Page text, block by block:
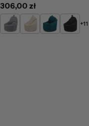
Cena
regularna
306,00 zł
Gołębi KremowyButelkowa
zieleń
Czarny+11